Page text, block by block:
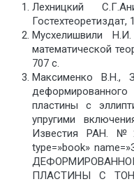
Лехницкий
Гостехтеоретиздат,
Мусхелишвили
математической
707 с.
Максименко В.Н.,
пластины с
упругими
Известия РАН.
type=»book»
ПЛАСТИНЫ С